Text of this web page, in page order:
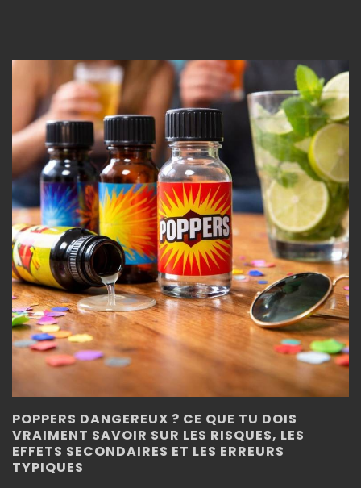
POPPERS DANGEREUX ? CE QUE TU DOIS
VRAIMENT SAVOIR SUR LES RISQUES, LES
EFFETS SECONDAIRES ET LES ERREURS
TYPIQUES